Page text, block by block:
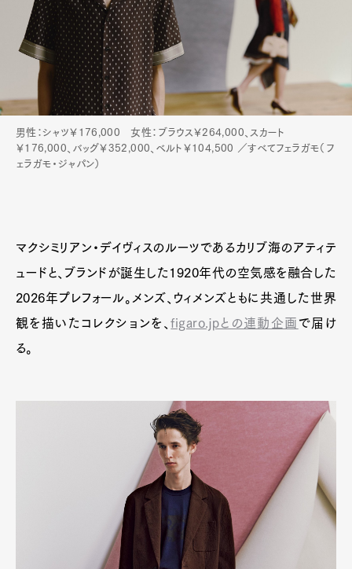
男性：シャツ￥176,000 女性：ブラウス￥264,000、スカート
￥176,000、バッグ￥352,000、ベルト￥104,500 ／すべてフェラガモ（フ
ェラガモ・ジャパン）
マクシミリアン・デイヴィスのルーツであるカリブ海のアティテ
ュードと、ブランドが誕生した1920年代の空気感を融合した
2026年プレフォール。メンズ、ウィメンズともに共通した世界
観を描いたコレクションを、figaro.jpとの連動企画 で届け
る。